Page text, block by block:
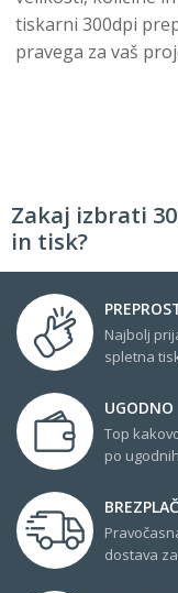
tiskarni 300dpi
pravega za vaš
Zakaj izbrati
in tisk?
Najbolj
spletna
UGODNO
Top
po
dostava